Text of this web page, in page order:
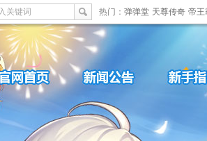
关键词 热门： 弹弹堂 天尊传奇 帝王